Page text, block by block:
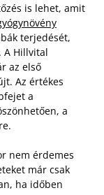
is lehet, amit
terjedését,
A Hillvital
az első
Az értékes
a
a
nem érdemes
már csak
ha időben